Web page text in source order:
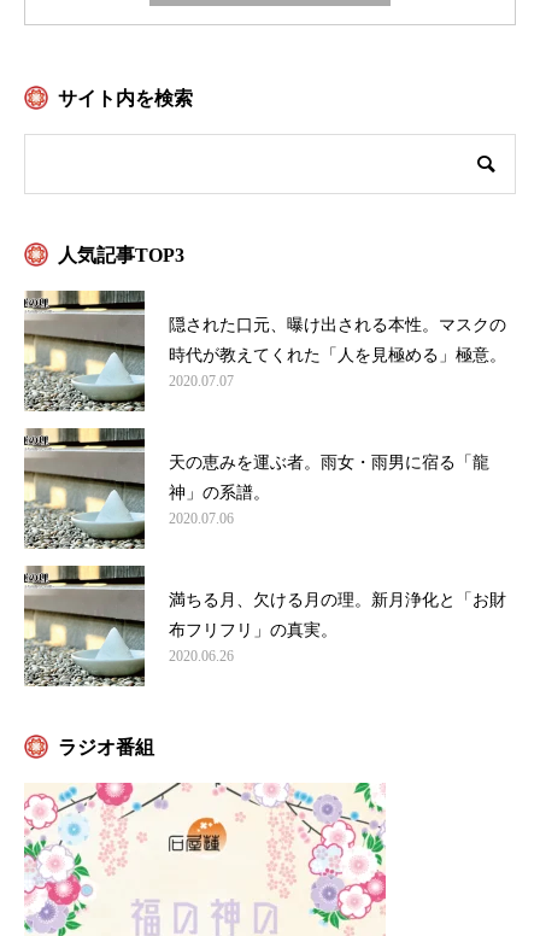
サイト内を検索
人気記事TOP3
隠された口元、曝け出される本性。マスクの
時代が教えてくれた「人を見極める」極意。
2020.07.07
天の恵みを運ぶ者。雨女・雨男に宿る「龍
神」の系譜。
2020.07.06
満ちる月、欠ける月の理。新月浄化と「お財
布フリフリ」の真実。
2020.06.26
ラジオ番組